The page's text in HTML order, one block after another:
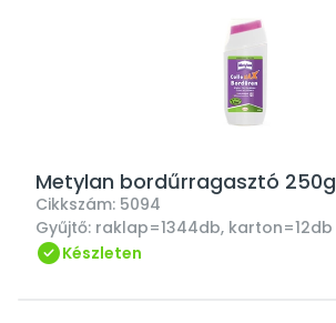
Metylan bordűrragasztó
Cikkszám: 5094
Gyűjtő: raklap=1344db, karton=12db
Készleten